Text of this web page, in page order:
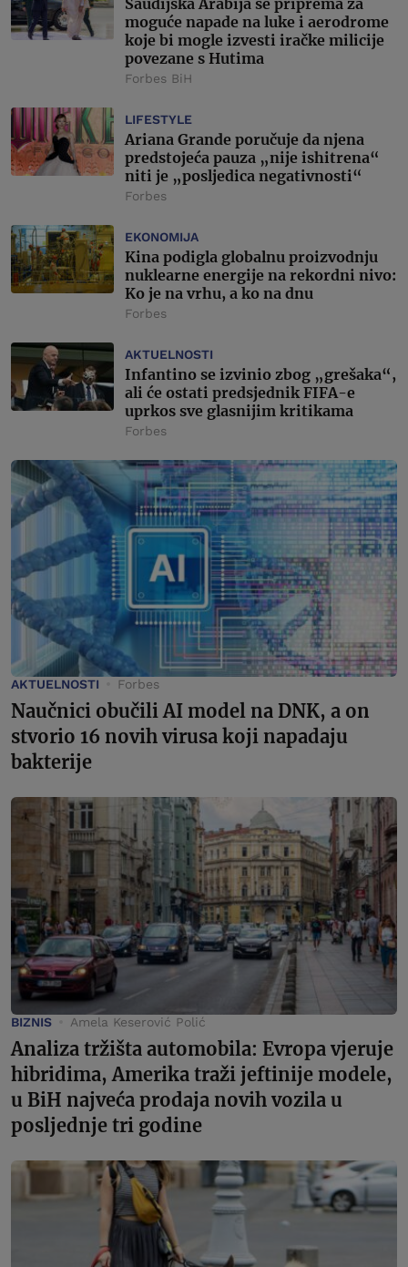
moguće napade na luke i aerodrome
koje bi mogle izvesti iračke milicije
povezane s Hutima
Forbes BiH
LIFESTYLE
Ariana Grande poručuje da njena
predstojeća pauza „nije ishitrena“
niti je „posljedica negativnosti“
Forbes
EKONOMIJA
Kina podigla globalnu proizvodnju
nuklearne energije na rekordni nivo:
Ko je na vrhu, a ko na dnu
Forbes
AKTUELNOSTI
Infantino se izvinio zbog „grešaka“,
ali će ostati predsjednik FIFA-e
uprkos sve glasnijim kritikama
Forbes
AKTUELNOSTI Forbes
Naučnici obučili AI model na DNK, a on
stvorio 16 novih virusa koji napadaju
bakterije
BIZNIS Amela Keserović Polić
Analiza tržišta automobila: Evropa vjeruje
hibridima, Amerika traži jeftinije modele,
u BiH najveća prodaja novih vozila u
posljednje tri godine